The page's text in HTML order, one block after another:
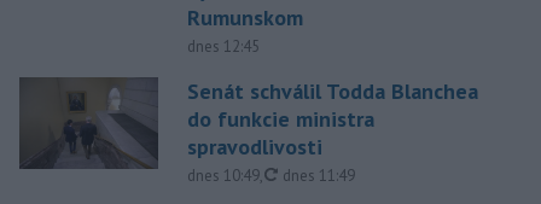
Rumunskom
dnes 12:45
Senát schválil Todda Blanchea
do funkcie ministra
spravodlivosti
dnes 10:49, aktualizované
dnes 11:49